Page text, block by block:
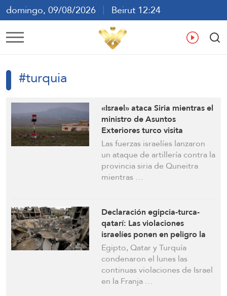
domingo, 09/08/2026
Beirut 12:24
ع En
#turquia
«Israel» ataca Siria mientras el
ministro de Asuntos
Exteriores turco visita
Damasco, poniendo de
manifiesto las tensiones entre
Tel Aviv y Ankara
Las fuerzas israelíes lanzaron
un ataque de artillería contra la
provincia siria de Quneitra
mientras …
Declaración egipcia-turca-
qatarí: Las violaciones
israelíes ponen en peligro la
segunda fase del alto el fuego
en Gaza
Egipto, Qatar y Turquía
condenaron el lunes las
continuas violaciones de Israel
en la Franja …